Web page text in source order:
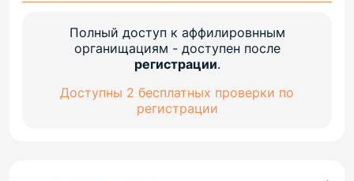
Полный доступ к аффилировнным
органищациям - доступен после
регистрации.
Доступны 2 бесплатных проверки по
регистрации